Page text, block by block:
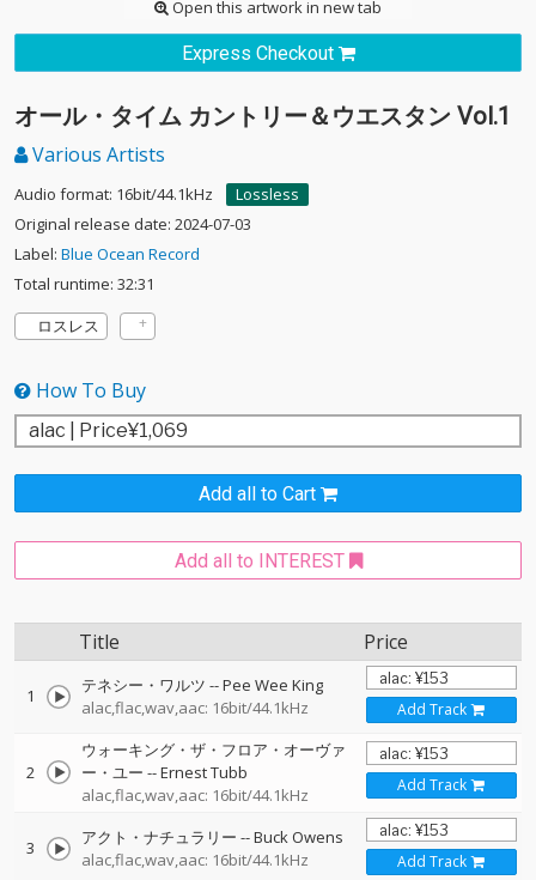
Open this artwork in new tab
Express Checkout
オール・タイム カントリー＆ウエスタン Vol.1
Various Artists
Audio format: 16bit/44.1kHz
Lossless
Original release date: 2024-07-03
Label: Blue Ocean Record
Total runtime: 32:31
ロスレス
How To Buy
Add all to Cart
Add all to INTEREST
Title Price
1 テネシー・ワルツ --Pee Wee King
alac,flac,wav,aac: 16bit/44.1kHz
Add Track
2
ウォーキング・ザ・フロア・オーヴァ
ー・ユー --Ernest Tubb
alac,flac,wav,aac: 16bit/44.1kHz
Add Track
3 アクト・ナチュラリー --Buck Owens
alac,flac,wav,aac: 16bit/44.1kHz
Add Track